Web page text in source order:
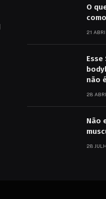
O
21
Esse
não
28
Não
28